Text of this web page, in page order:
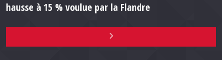
hausse à 15 % voulue par la Flandre